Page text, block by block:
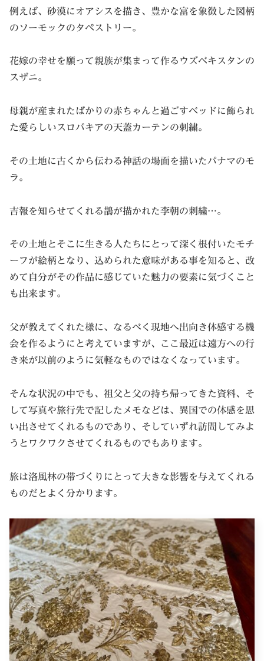
例えば、砂漠にオアシスを描き、豊かな富を象徴した図柄
のソーモックのタペストリー。
花嫁の幸せを願って親族が集まって作るウズベキスタンの
スザニ。
母親が産まれたばかりの赤ちゃんと過ごすベッドに飾られ
た愛らしいスロバキアの天蓋カーテンの刺繍。
その土地に古くから伝わる神話の場面を描いたパナマのモ
ラ。
吉報を知らせてくれる鵲が描かれた李朝の刺繍…。
その土地とそこに生きる人たちにとって深く根付いたモチ
ーフが絵柄となり、込められた意味がある事を知ると、改
めて自分がその作品に感じていた魅力の要素に気づくこと
も出来ます。
父が教えてくれた様に、なるべく現地へ出向き体感する機
会を作るようにと考えていますが、ここ最近は遠方への行
き来が以前のように気軽なものではなくなっています。
そんな状況の中でも、祖父と父の持ち帰ってきた資料、そ
して写真や旅行先で記したメモなどは、異国での体感を思
い出させてくれるものであり、そしていずれ訪問してみよ
うとワクワクさせてくれるものでもあります。
旅は洛風林の帯づくりにとって大きな影響を与えてくれる
ものだとよく分かります。